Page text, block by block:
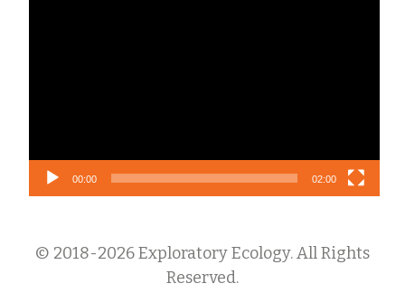
00:00 02:00
© 2018-2026 Exploratory Ecology. All Rights
Reserved.